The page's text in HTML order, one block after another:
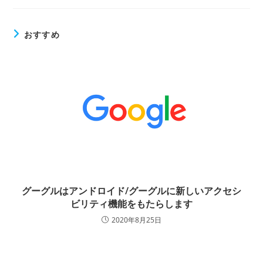
おすすめ
グーグルはアンドロイド/グーグルに新しいアクセシ
ビリティ機能をもたらします
2020年8月25日